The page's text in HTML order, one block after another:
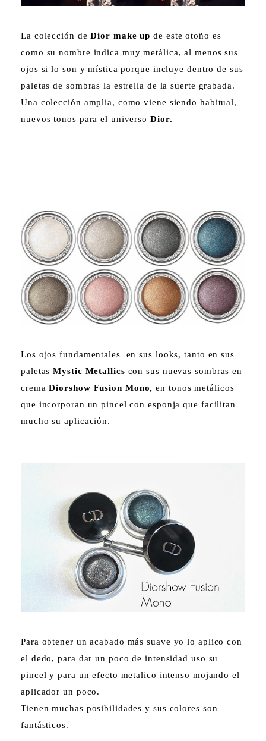
La colección de Dior make up de este otoño es
como su nombre indica muy metálica, al menos sus
ojos si lo son y mística porque incluye dentro de sus
paletas de sombras la estrella de la suerte grabada.
Una colección amplia, como viene siendo habitual,
nuevos tonos para el universo Dior.
Los ojos fundamentales en sus looks, tanto en sus
paletas Mystic Metallics con sus nuevas sombras en
crema Diorshow Fusion Mono, en tonos metálicos
que incorporan un pincel con esponja que facilitan
mucho su aplicación.
Para obtener un acabado más suave yo lo aplico con
el dedo, para dar un poco de intensidad uso su
pincel y para un efecto metalico intenso mojando el
aplicador un poco.
Tienen muchas posibilidades y sus colores son
fantásticos.